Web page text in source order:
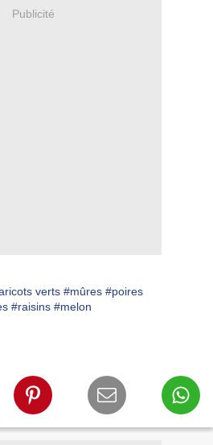
Publicité
verts #mûres #poires
#raisins #melon